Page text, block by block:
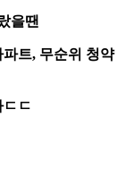
을땐
트, 무순위 청약
ㄷ